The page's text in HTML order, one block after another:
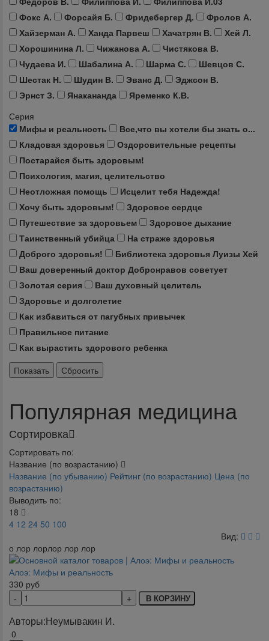
Фокс А.
Форсайя Б. Фридебергер Д.
Фролов А.
Хайзерман А.
Ханда Парвеш Хачатрян В.
Хей Л.
Хорошинина Л.
Чижанова А.
Чистякова В.
Чудаева И.
Шабалина А. Шарма С.
Шевцов С.
Шестак Н.
Шудин В. Эванс Д.
Эджсон В.
Эрнст З.
Янакананда
Яременко К.В.
Серия
Мифы и реальность
Все,что вы хотели бы знать о...
Кладовая здоровья
Оздоровительные рецепты
Постарайся быть здоровым!
Психология, магия, целительство
Неотложная помощь
Исцелит тебя Надежда!
Хочу быть здоровым!
Здоровое сердце
Путешествие за здоровьем
Здоровое дыхание
Таинственный убийца
На страже здоровья
Доброго здоровья!
Библиотека здоровья Луизы Хей
Ваш доверенный доктор Добронравов советует
Золотая серия
Ваш духовный целитель
Здоровье и долголетие
Как избавиться от пагубных привычек
Правильное питание
Как вырастить здорового ребенка
Популярная медицина
Сортировка
Сортировать по:
Название (по возрастанию)
Название (по убыванию) Рейтинг (по возрастанию) Цена (по
возрастанию)
Выводить по:
18
4 12 24 50 100
Вид:
о лор лорлор лор лор
Алоэ: Мифы и реальность
330 руб
В КОРЗИНУ
Авторы:Неумывакин И.
0